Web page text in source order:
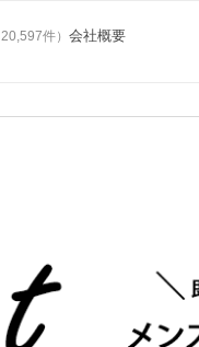
20,597件） 会社概要